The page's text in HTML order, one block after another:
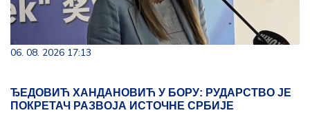
06. 08. 2026 17:13
ЂЕДОВИЋ ХАНДАНОВИЋ У БОРУ: РУДАРСТВО ЈЕ
ПОКРЕТАЧ РАЗВОЈА ИСТОЧНЕ СРБИЈЕ